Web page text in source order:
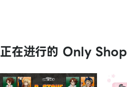
正在进行的 Only Shop